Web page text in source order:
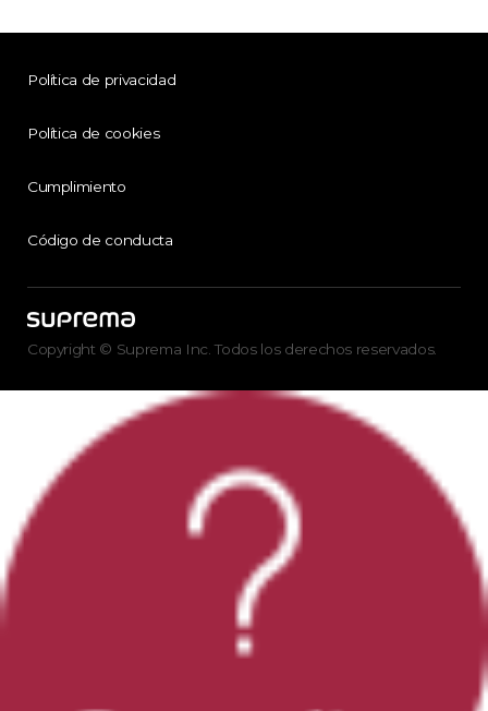
Política de privacidad
Política de cookies
Cumplimiento
Código de conducta
Copyright © Suprema Inc. Todos los derechos reservados.